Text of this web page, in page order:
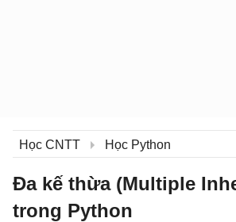
Học CNTT Học Python
Đa kế thừa (Multiple
trong Python